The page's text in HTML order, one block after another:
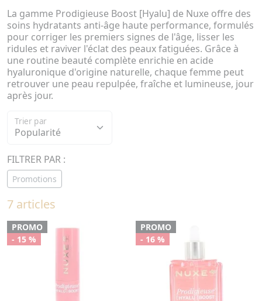
La gamme Prodigieuse Boost [Hyalu] de Nuxe offre des
soins hydratants anti-âge haute performance, formulés
pour corriger les premiers signes de l'âge, lisser les
ridules et raviver l'éclat des peaux fatiguées. Grâce à
une routine beauté complète enrichie en acide
hyaluronique d'origine naturelle, chaque femme peut
retrouver une peau repulpée, fraîche et lumineuse, jour
après jour.
Trier par
FILTRER PAR :
Promotions
7 articles
PROMO
- 15 %
PROMO
- 16 %